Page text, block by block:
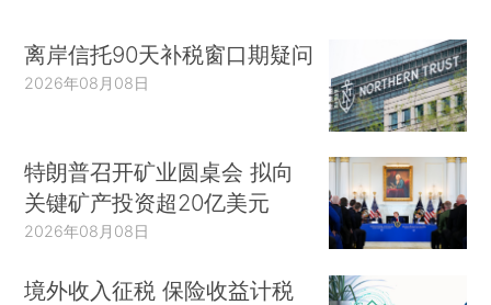
离岸信托90天补税窗口期疑问
2026年08月08日
特朗普召开矿业圆桌会 拟向
关键矿产投资超20亿美元
2026年08月08日
境外收入征税 保险收益计税